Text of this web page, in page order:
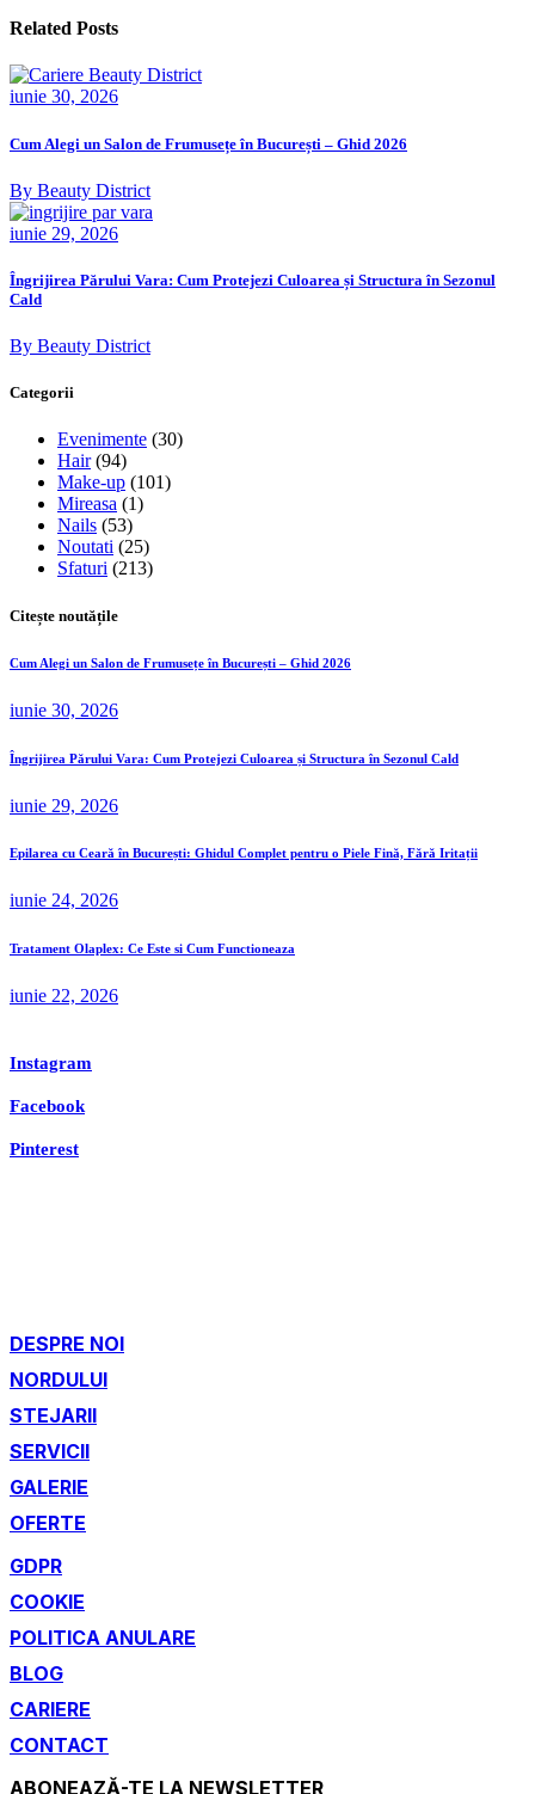
Related Posts
iunie 30, 2026
Cum Alegi un Salon de Frumusețe în București – Ghid 2026
By Beauty District
iunie 29, 2026
Îngrijirea Părului Vara: Cum Protejezi Culoarea și Structura în Sezonul
Cald
By Beauty District
Categorii
Evenimente (30)
Hair(94)
Make-up (101)
Mireasa (1)
Nails (53)
Noutati (25)
Sfaturi (213)
Citește noutățile
Cum Alegi un Salon de Frumusețe în București – Ghid 2026
iunie 30, 2026
Îngrijirea Părului Vara: Cum Protejezi Culoarea și Structura în Sezonul Cald
iunie 29, 2026
Epilarea cu Ceară în București: Ghidul Complet pentru o Piele Fină, Fără Iritații
iunie 24, 2026
Tratament Olaplex: Ce Este si Cum Functioneaza
iunie 22, 2026
Instagram
Facebook
Pinterest
DESPRE NOI
NORDULUI
STEJARII
SERVICII
GALERIE
OFERTE
GDPR
COOKIE
POLITICA ANULARE
BLOG
CARIERE
CONTACT
ABONEAZĂ-TE LA NEWSLETTER